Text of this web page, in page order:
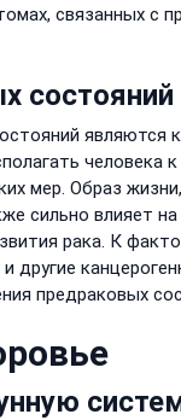
связанных с
состояний
являются
мер. Образ
сильно влияет
рака. К
другие
предраковых